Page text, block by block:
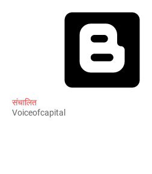
संचालित
Voiceofcapital